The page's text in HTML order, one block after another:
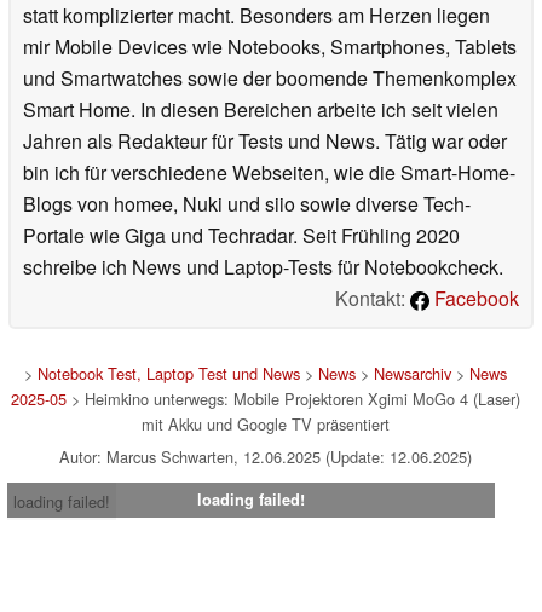
statt komplizierter macht. Besonders am Herzen liegen
mir Mobile Devices wie Notebooks, Smartphones, Tablets
und Smartwatches sowie der boomende Themenkomplex
Smart Home. In diesen Bereichen arbeite ich seit vielen
Jahren als Redakteur für Tests und News. Tätig war oder
bin ich für verschiedene Webseiten, wie die Smart-Home-
Blogs von homee, Nuki und siio sowie diverse Tech-
Portale wie Giga und Techradar. Seit Frühling 2020
schreibe ich News und Laptop-Tests für Notebookcheck.
Kontakt:
Facebook
> Notebook Test, Laptop Test und News> News> Newsarchiv> News
2025-05> Heimkino unterwegs: Mobile Projektoren Xgimi MoGo 4 (Laser)
mit Akku und Google TV präsentiert
Autor: Marcus Schwarten, 12.06.2025 (Update: 12.06.2025)
loading failed!
loading failed!